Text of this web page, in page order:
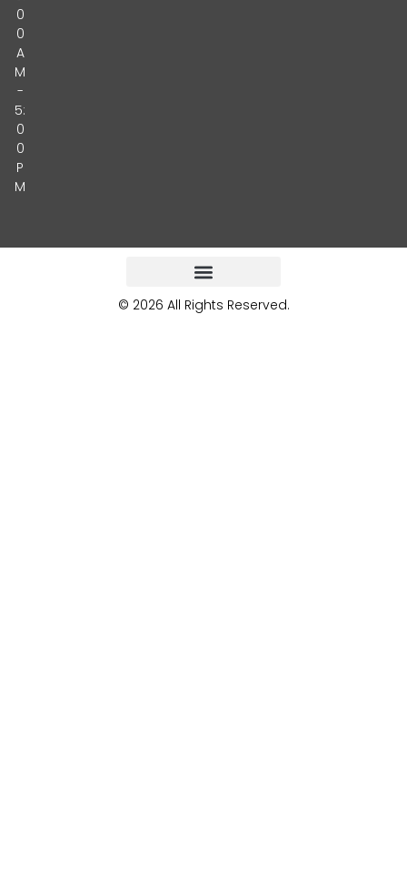
0
0
A
M
-
5:
0
0
P
M
© 2026 All Rights Reserved.